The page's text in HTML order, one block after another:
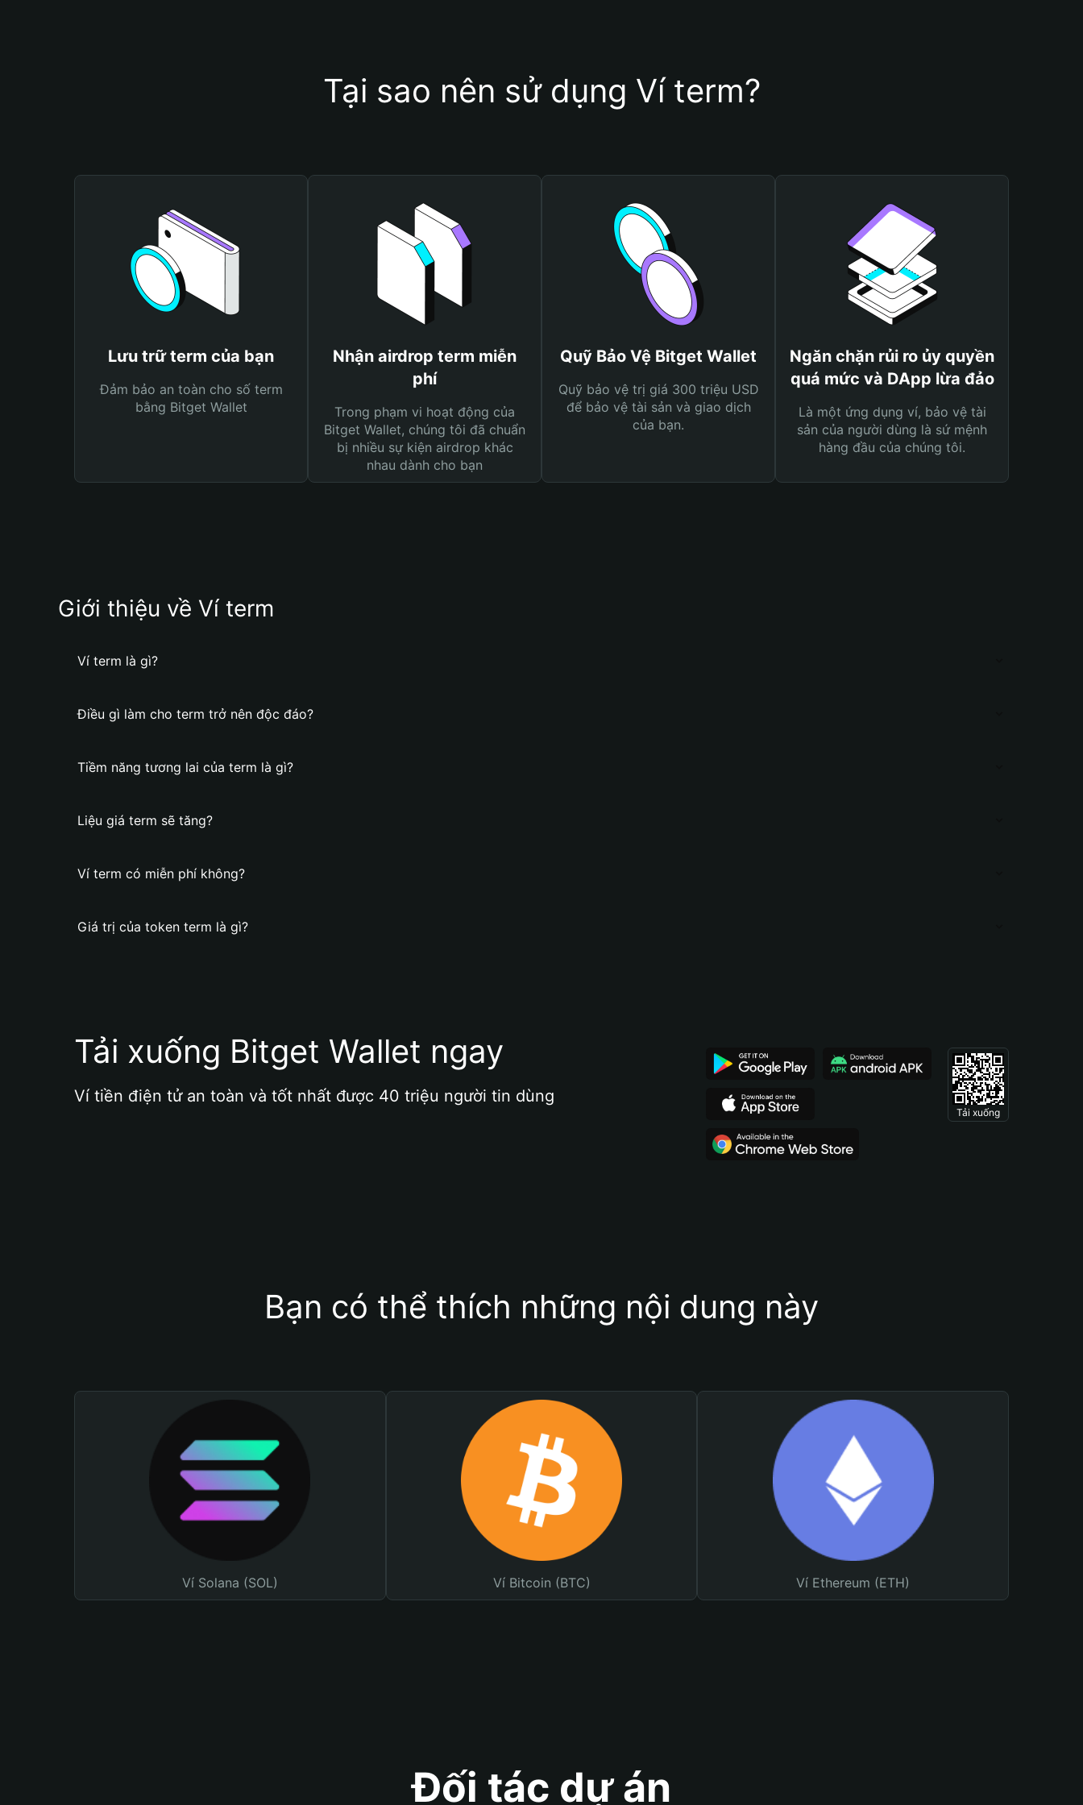
Tại sao nên sử dụng Ví term?
Lưu trữ term của bạn
Đảm bảo an toàn cho số term
bằng Bitget Wallet
Nhận airdrop term miễn
phí
Trong phạm vi hoạt động của
Bitget Wallet, chúng tôi đã chuẩn
bị nhiều sự kiện airdrop khác
nhau dành cho bạn
Quỹ Bảo Vệ Bitget Wallet
Quỹ bảo vệ trị giá 300 triệu USD
để bảo vệ tài sản và giao dịch
của bạn.
Ngăn chặn rủi ro ủy quyền
quá mức và DApp lừa đảo
Là một ứng dụng ví, bảo vệ tài
sản của người dùng là sứ mệnh
hàng đầu của chúng tôi.
Giới thiệu về Ví term
Ví term là gì?
Điều gì làm cho term trở nên độc đáo?
Tiềm năng tương lai của term là gì?
Liệu giá term sẽ tăng?
Ví term có miễn phí không?
Giá trị của token term là gì?
Tải xuống Bitget Wallet ngay
Ví tiền điện tử an toàn và tốt nhất được 40 triệu người tin dùng
Tải xuống
Bạn có thể thích những nội dung này
Ví Solana (SOL) Ví Bitcoin (BTC) Ví Ethereum (ETH)
Đối tác dự án